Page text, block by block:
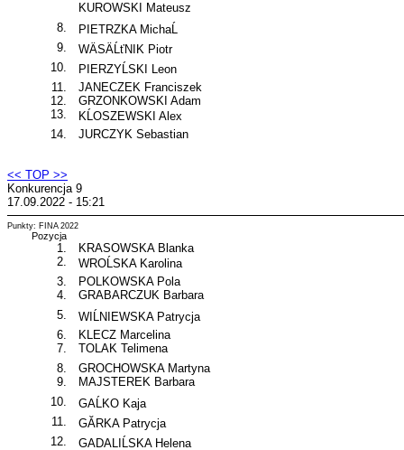
KUROWSKI Mateusz
8.
PIETRZKA MichaĹ
9.
WÄSÄĹťNIK Piotr
10.
PIERZYĹSKI Leon
11.
JANECZEK Franciszek
12.
GRZONKOWSKI Adam
13.
KĹOSZEWSKI Alex
14.
JURCZYK Sebastian
<< TOP >>
Konkurencja 9
17.09.2022 - 15:21
Punkty: FINA 2022
Pozycja
1.
KRASOWSKA Blanka
2.
WROĹSKA Karolina
3.
POLKOWSKA Pola
4.
GRABARCZUK Barbara
5.
WIĹNIEWSKA Patrycja
6.
KLECZ Marcelina
7.
TOLAK Telimena
8.
GROCHOWSKA Martyna
9.
MAJSTEREK Barbara
10.
GAĹKO Kaja
11.
GĂRKA Patrycja
12.
GADALIĹSKA Helena